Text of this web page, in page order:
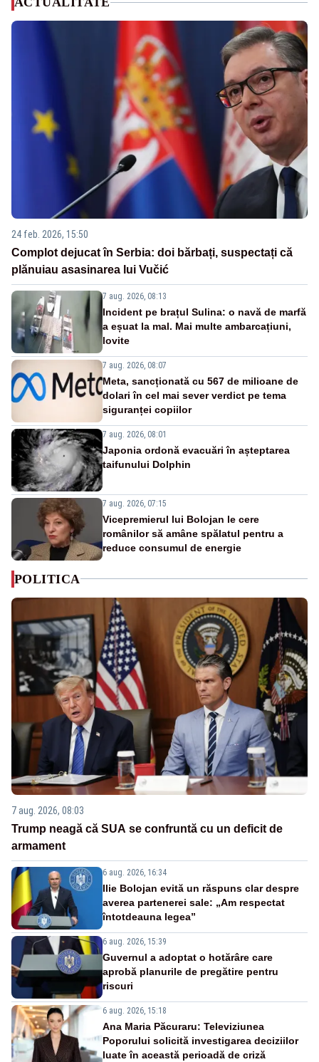
24 feb. 2026, 15:50
Complot dejucat în Serbia: doi bărbați, suspectați că
plănuiau asasinarea lui Vučić
7 aug. 2026, 08:13
Incident pe brațul Sulina: o navă de marfă
a eșuat la mal. Mai multe ambarcațiuni,
lovite
7 aug. 2026, 08:07
Meta, sancționată cu 567 de milioane de
dolari în cel mai sever verdict pe tema
siguranței copiilor
7 aug. 2026, 08:01
Japonia ordonă evacuări în așteptarea
taifunului Dolphin
7 aug. 2026, 07:15
Vicepremierul lui Bolojan le cere
românilor să amâne spălatul pentru a
reduce consumul de energie
POLITICA
7 aug. 2026, 08:03
Trump neagă că SUA se confruntă cu un deficit de
armament
6 aug. 2026, 16:34
Ilie Bolojan evită un răspuns clar despre
averea partenerei sale: „Am respectat
întotdeauna legea”
6 aug. 2026, 15:39
Guvernul a adoptat o hotărâre care
aprobă planurile de pregătire pentru
riscuri
6 aug. 2026, 15:18
Ana Maria Păcuraru: Televiziunea
Poporului solicită investigarea deciziilor
luate în această perioadă de criză